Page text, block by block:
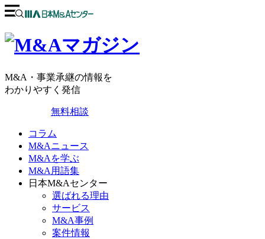
M&A・事業承継の情報を
わかりやすく発信
無料相談
コラム
M&Aニュース
M&Aを学ぶ
M&A用語集
日本M&Aセンター
選ばれる理由
サービス
M&A事例
案件情報